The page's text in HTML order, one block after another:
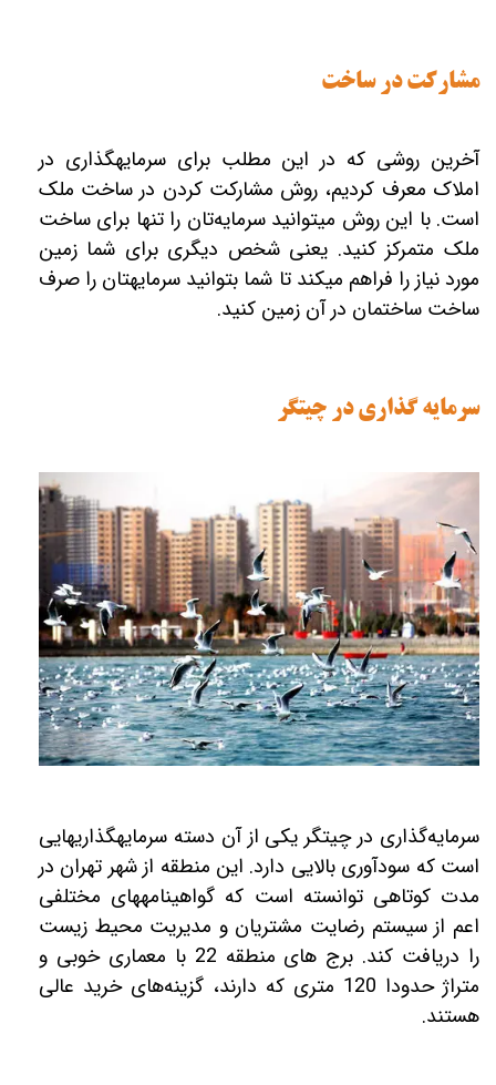
مشارکت در ساخت
آخرین روشی که در این مطلب برای سرمایه‎گذاری در
املاک معرف کردیم، روش مشارکت کردن در ساخت ملک
است. با این روش می‎توانید سرمایه‌تان را تنها برای ساخت
ملک متمرکز کنید. یعنی شخص دیگری برای شما زمین
مورد نیاز را فراهم می‎کند تا شما بتوانید سرمایه‎تان را صرف
ساخت ساختمان در آن زمین کنید.
سرمایه گذاری در چیتگر
سرمایه‌گذاری در چیتگر یکی از آن دسته سرمایه‎گذاری‎هایی
است که سودآوری بالایی دارد. این منطقه از شهر تهران در
مدت کوتاهی توانسته است که گواهینامه‎های مختلفی
اعم از سیستم رضایت مشتریان و مدیریت محیط زیست
را دریافت کند. برج های منطقه 22 با معماری خوبی و
متراژ حدودا 120 متری که دارند، گزینه‌های خرید عالی
هستند.